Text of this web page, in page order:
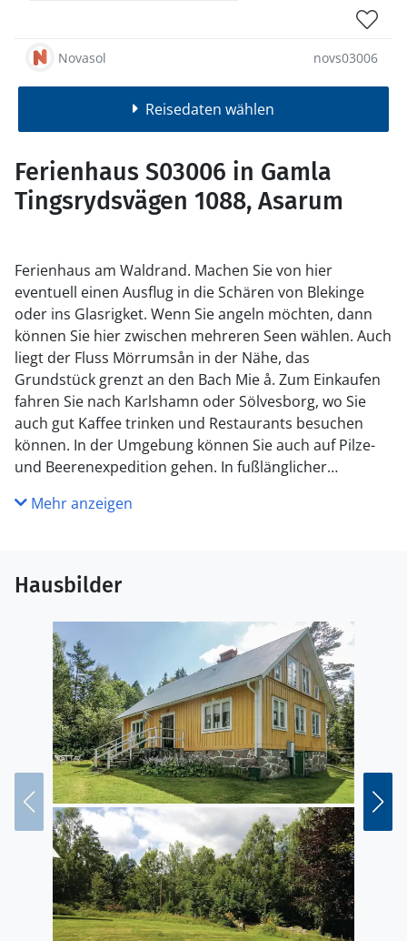
Novasol novs03006
Reisedaten wählen
Ferienhaus S03006 in Gamla
Tingsrydsvägen 1088, Asarum
Ferienhaus am Waldrand. Machen Sie von hier
eventuell einen Ausflug in die Schären von Blekinge
oder ins Glasrigket. Wenn Sie angeln möchten, dann
können Sie hier zwischen mehreren Seen wählen. Auch
liegt der Fluss Mörrumsån in der Nähe, das
Grundstück grenzt an den Bach Mie å. Zum Einkaufen
fahren Sie nach Karlshamn oder Sölvesborg, wo Sie
auch gut Kaffee trinken und Restaurants besuchen
können. In der Umgebung können Sie auch auf Pilze-
und Beerenexpedition gehen. In fußlänglicher
Wenn Sie dieses Ferienhaus mieten, haben Sie die
Mehr anzeigen
Hausbilder